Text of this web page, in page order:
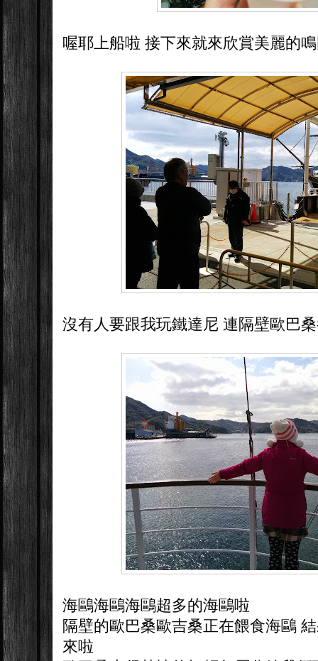
喔耶上船啦 接下來就來欣賞美麗的
沒有人要跟我玩鐵達尼 連隔壁歐巴
海鷗海鷗海鷗超多的海鷗啦
隔壁的歐巴桑歐吉桑正在餵食海鷗
來啦